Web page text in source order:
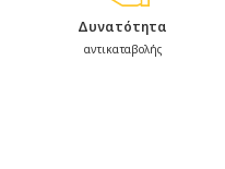
Δυνατότητα
αντικαταβολής